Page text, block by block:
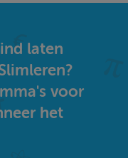
laten
voor
het